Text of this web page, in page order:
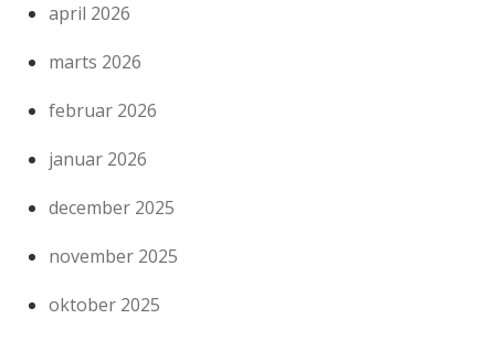
april 2026
marts 2026
februar 2026
januar 2026
december 2025
november 2025
oktober 2025